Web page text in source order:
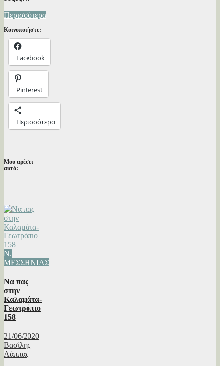
Περισσότερα
Κοινοποιήστε:
Facebook
Pinterest
Περισσότερα
Μου αρέσει
αυτό:
Ν.
ΜΕΣΣΗΝΙΑΣ
Να πας
στην
Καλαμάτα-
Γεωτρόπιο
158
21/06/2020
Βασίλης
Λάππας